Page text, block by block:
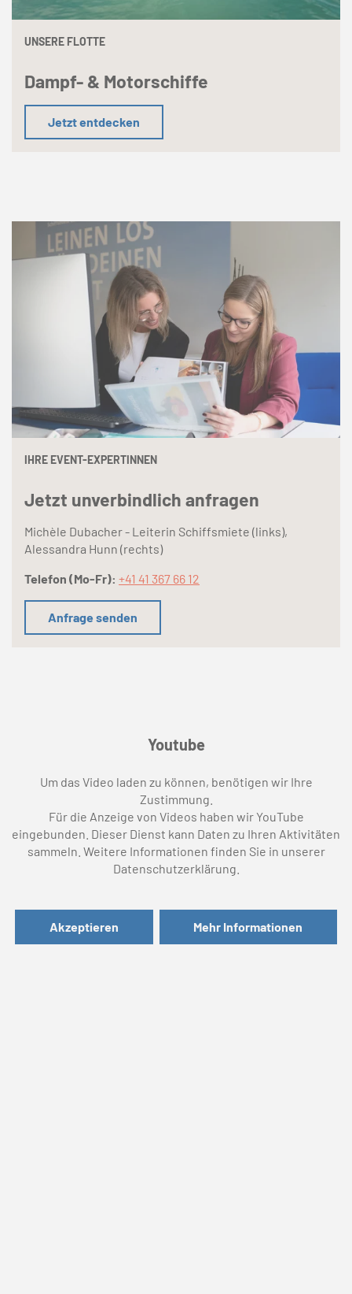
UNSERE FLOTTE
Dampf- & Motorschiffe
Jetzt entdecken
IHRE EVENT-EXPERTINNEN
Jetzt unverbindlich anfragen
Michèle Dubacher - Leiterin Schiffsmiete (links),
Alessandra Hunn (rechts)
Telefon (Mo-Fr): +41 41 367 66 12
Anfrage senden
Youtube
Um das Video laden zu können, benötigen wir Ihre
Zustimmung.
Für die Anzeige von Videos haben wir YouTube
eingebunden. Dieser Dienst kann Daten zu Ihren Aktivitäten
sammeln. Weitere Informationen finden Sie in unserer
Datenschutzerklärung.
Akzeptieren Mehr Informationen